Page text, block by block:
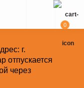
г.
отпускается
через
0